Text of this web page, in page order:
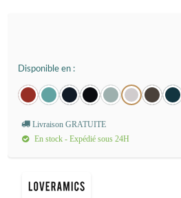
Disponible en :
Livraison GRATUITE
En stock - Expédié sous 24H